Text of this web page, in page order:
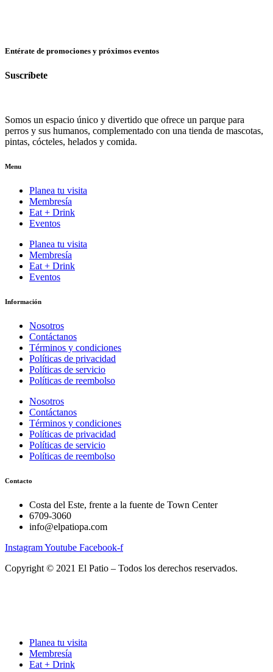
Entérate de promociones y próximos eventos
Suscríbete
Somos un espacio único y divertido que ofrece un parque para
perros y sus humanos, complementado con una tienda de mascotas,
pintas, cócteles, helados y comida.
Menu
Planea tu visita
Membresía
Eat + Drink
Eventos
Planea tu visita
Membresía
Eat + Drink
Eventos
Información
Nosotros
Contáctanos
Términos y condiciones
Políticas de privacidad
Políticas de servicio
Políticas de reembolso
Nosotros
Contáctanos
Términos y condiciones
Políticas de privacidad
Políticas de servicio
Políticas de reembolso
Contacto
Costa del Este, frente a la fuente de Town Center
6709-3060
info@elpatiopa.com
InstagramYoutube Facebook-f
Copyright © 2021 El Patio – Todos los derechos reservados.
Planea tu visita
Membresía
Eat + Drink